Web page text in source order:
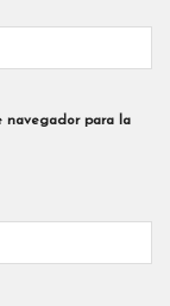
navegador para la